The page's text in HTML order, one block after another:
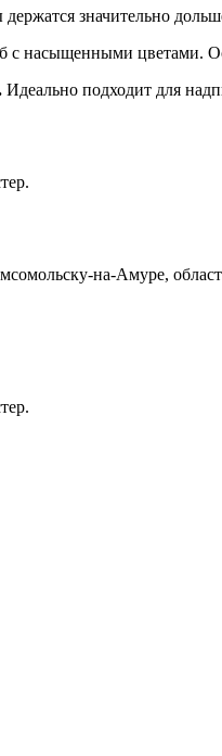
значительно
с насыщенными цветами.
Идеально подходит для
на-Амуре,